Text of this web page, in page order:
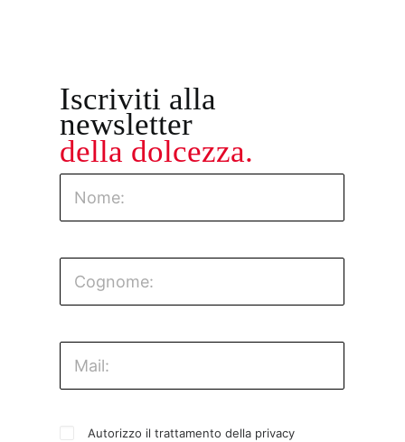
Iscriviti alla
newsletter
della dolcezza.
Autorizzo il trattamento della privacy